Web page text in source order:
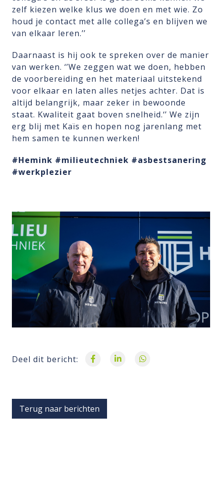
zelf kiezen welke klus we doen en met wie. Zo
houd je contact met alle collega’s en blijven we
van elkaar leren.’’
Daarnaast is hij ook te spreken over de manier
van werken. ‘’We zeggen wat we doen, hebben
de voorbereiding en het materiaal uitstekend
voor elkaar en laten alles netjes achter. Dat is
altijd belangrijk, maar zeker in bewoonde
staat. Kwaliteit gaat boven snelheid.‘’ We zijn
erg blij met Kaïs en hopen nog jarenlang met
hem samen te kunnen werken!
#Hemink #milieutechniek #asbestsanering
#werkplezier
Deel dit bericht:
Terug naar berichten